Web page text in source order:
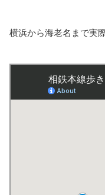
横浜から海老名まで実